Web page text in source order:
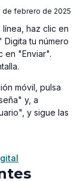
de febrero de 2025
haz clic en
tu número
en "Enviar".
móvil, pulsa
y, a
y sigue las